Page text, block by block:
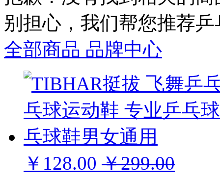
别担心，我们帮您推荐乒
全部商品 品牌中心
￥128.00 ￥299.00